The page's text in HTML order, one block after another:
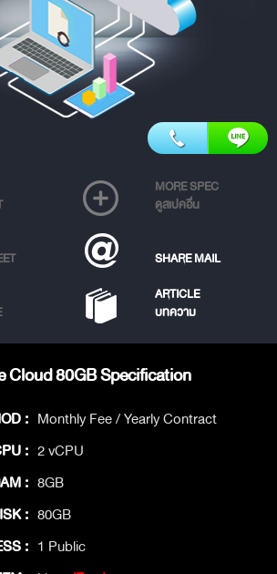
MORE SPEC
ดูสเปคอื่น
SHARE MAIL
ARTICLE
บทความ
Cloud 80GB Specification
: Monthly Fee / Yearly Contract
: 2 vCPU
: 8GB
: 80GB
: 1 Public